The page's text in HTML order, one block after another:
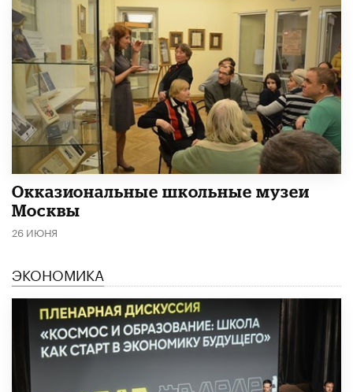
​Окказиональные школьные музеи
Москвы
26 ИЮНЯ
ЭКОНОМИКА